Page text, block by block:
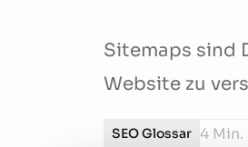
Sitemaps sind
Website zu
SEO Glossar 4 Min.